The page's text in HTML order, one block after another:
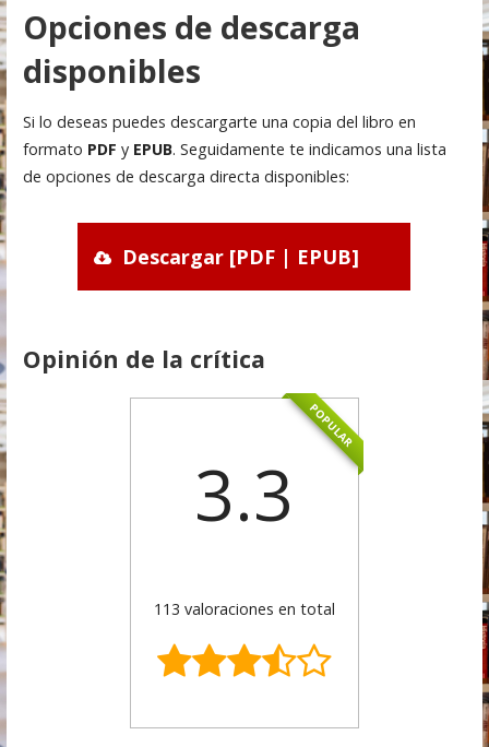
Opciones de descarga
disponibles
Si lo deseas puedes descargarte una copia del libro en
formato PDF y EPUB. Seguidamente te indicamos una lista
de opciones de descarga directa disponibles:
Descargar [PDF | EPUB]
Opinión de la crítica
POPULAR
3.3
113 valoraciones en total